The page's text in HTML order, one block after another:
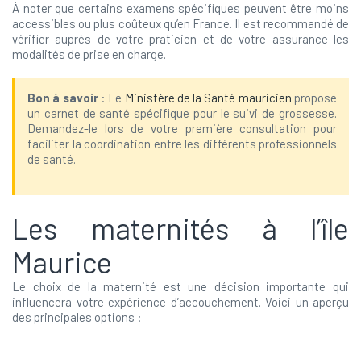
À noter que certains examens spécifiques peuvent être moins
accessibles ou plus coûteux qu’en France. Il est recommandé de
vérifier auprès de votre praticien et de votre assurance les
modalités de prise en charge.
Bon à savoir: Le Ministère de la Santé mauricien propose
un carnet de santé spécifique pour le suivi de grossesse.
Demandez-le lors de votre première consultation pour
faciliter la coordination entre les différents professionnels
de santé.
Les maternités à l’île
Maurice
Le choix de la maternité est une décision importante qui
influencera votre expérience d’accouchement. Voici un aperçu
des principales options :